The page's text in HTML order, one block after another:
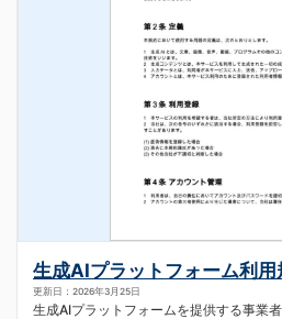
生成AIプラットフォーム利用
更新日：2026年3月25日
生成AIプラットフォームを提供する事業